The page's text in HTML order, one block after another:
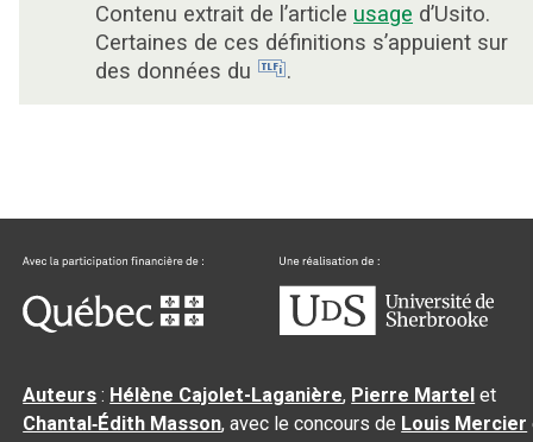
Contenu extrait de l’article usage d’Usito.
Certaines de ces définitions s’appuient sur
des données du
.
Auteurs : Hélène Cajolet-Laganière, Pierre Martel et
Chantal‑Édith Masson, avec le concours de Louis Mercier